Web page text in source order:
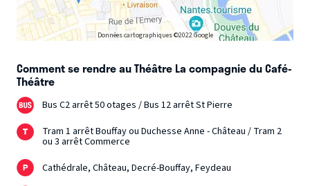
Données cartographiques ©2022 Google
Comment se rendre au Théâtre La compagnie du Café-
Théâtre
Bus C2 arrêt 50 otages / Bus 12 arrêt St Pierre
Tram 1 arrêt Bouffay ou Duchesse Anne - Château / Tram 2
ou 3 arrêt Commerce
Cathédrale, Château, Decré-Bouffay, Feydeau